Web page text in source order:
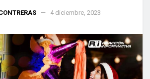
4 diciembre, 2023